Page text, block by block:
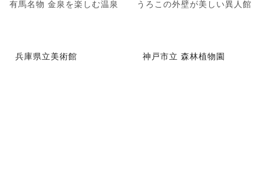
有馬名物 金泉を楽しむ温泉 うろこの外壁が美しい異人館
兵庫県立美術館 神戸市立 森林植物園